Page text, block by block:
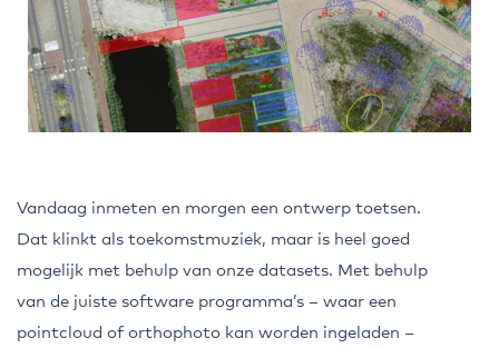
Vandaag inmeten en morgen een ontwerp toetsen.
Dat klinkt als toekomstmuziek, maar is heel goed
mogelijk met behulp van onze datasets. Met behulp
van de juiste software programma’s – waar een
pointcloud of orthophoto kan worden ingeladen –